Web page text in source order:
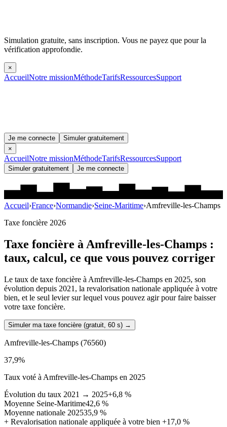
Simulation gratuite, sans inscription. Vous ne payez que pour la
vérification approfondie.
×
AccueilNotre missionMéthodeTarifsRessourcesSupport
Je me connecte
Simuler gratuitement
×
AccueilNotre missionMéthodeTarifsRessourcesSupport
Simuler gratuitement Je me connecte
Accueil›France›Normandie›Seine-Maritime›Amfreville-les-Champs
Taxe foncière 2026
Taxe foncière àAmfreville-les-Champs :
taux, calcul, ce que vous pouvez corriger
Le taux de taxe foncière à Amfreville-les-Champs en 2025, son
évolution depuis 2021, la revalorisation nationale appliquée à votre
bien, et le seul levier sur lequel vous pouvez agir pour faire baisser
votre taxe foncière.
Simuler ma taxe foncière (gratuit, 60 s) →
Amfreville-les-Champs (76560)
37,9%
Taux voté à Amfreville-les-Champs en 2025
Évolution du taux 2021 → 2025+6,8 %
Moyenne Seine-Maritime42,6 %
Moyenne nationale 202535,9 %
+ Revalorisation nationale appliquée à votre bien +17,0 %